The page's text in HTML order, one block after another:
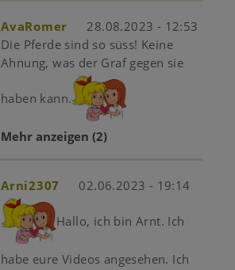
AvaRomer
28.08.2023 - 12:53
Die Pferde sind so süss! Keine
Ahnung, was der Graf gegen sie
haben kann.
Mehr anzeigen (2)
Arni2307 02.06.2023 - 19:14
​​​​​​Hallo, ich bin Arnt. Ich
habe eure Videos angesehen. Ich